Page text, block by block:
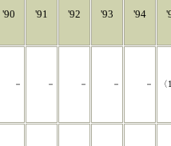
'90 '91 '92 '93 '94
－ － － － －